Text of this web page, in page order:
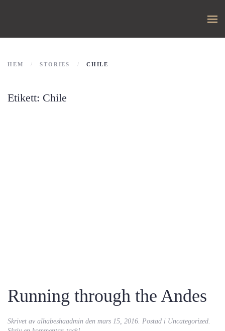
HEM STORIES CHILE
Etikett: Chile
Running through the Andes
Skrivet av alhabeshaadmin den mars 15, 2016. Postad i Uncategorized.